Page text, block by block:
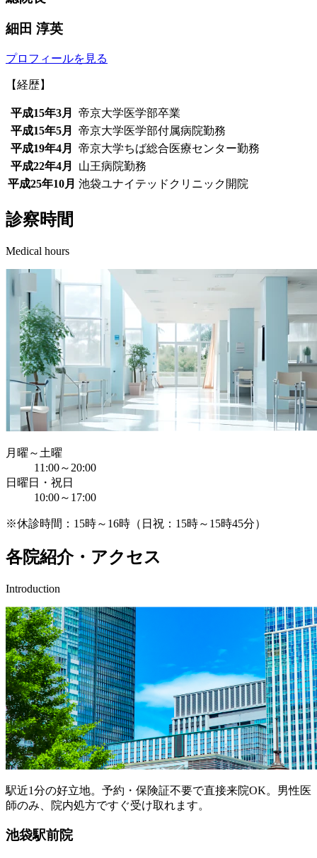
細田 淳英
プロフィールを見る
【経歴】
平成15年3月
帝京大学医学部卒業
平成15年5月
帝京大学医学部付属病院勤務
平成19年4月
帝京大学ちば総合医療センター勤務
平成22年4月
山王病院勤務
平成25年10月 池袋ユナイテッドクリニック開院
診察時間
Medical hours
月曜～土曜
11:00～20:00
日曜日・祝日
10:00～17:00
※休診時間：15時～16時（日祝：15時～15時45分）
各院紹介・アクセス
Introduction
駅近1分の好立地。予約・保険証不要で直接来院OK。男性医
師のみ、院内処方ですぐ受け取れます。
池袋駅前院